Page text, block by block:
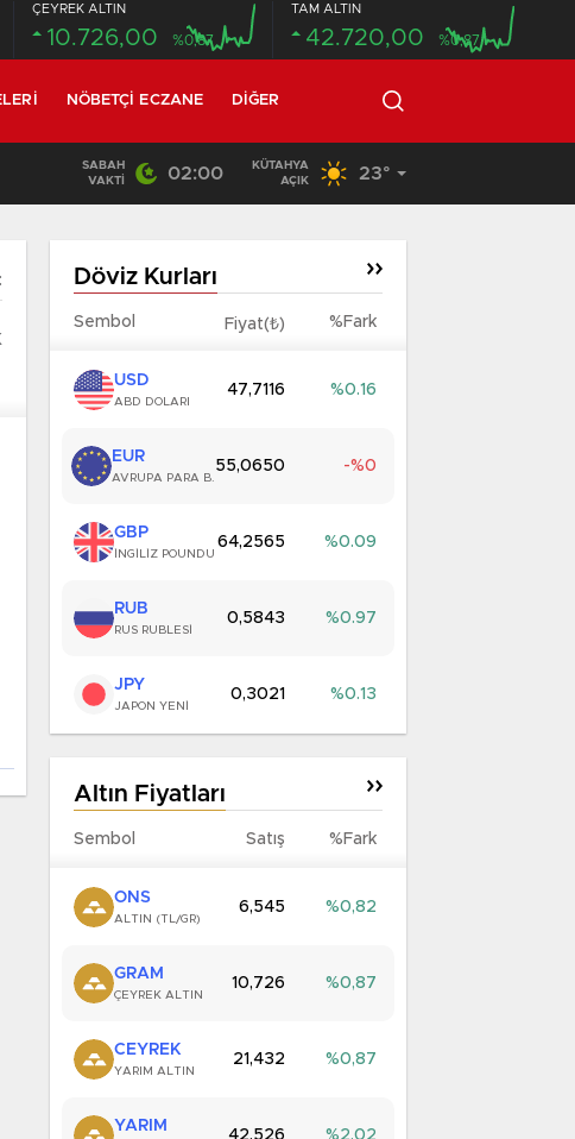
ÇEYREK ALTIN
10.726,00 %0,87
TAM ALTIN
42.720,00 %0,87
NÖBETÇI ECZANE DIĞER
20:58 /
SABAH
VAKTI
02:00
KÜTAHYA
AÇIK
23°
Döviz Kurları
Sembol Fiyat(₺) %Fark
USD
ABD DOLARI
47,7116 0.16
EUR
AVRUPA PARA B.
55,0650 0
GBP
İNGİLİZ POUNDU
64,2565 0.09
RUB
RUS RUBLESİ
0,5843 0.97
JPY
JAPON YENİ
0,3021 0.13
Altın Fiyatları
Sembol Satış %Fark
ONS
ALTIN (TL/GR)
6,545 0,82
GRAM
ÇEYREK ALTIN
10,726 0,87
CEYREK
YARIM ALTIN
21,432 0,87
YARIM
42,526 2,02